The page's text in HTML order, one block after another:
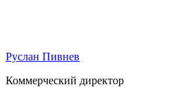
Руслан Пивнев
Коммерческий директор